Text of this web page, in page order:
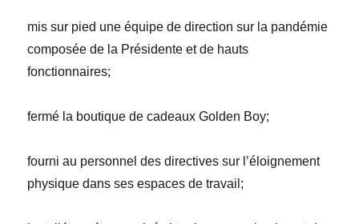
mis sur pied une équipe de direction sur la pandémie
composée de la Présidente et de hauts
fonctionnaires;
fermé la boutique de cadeaux Golden Boy;
fourni au personnel des directives sur l’éloignement
physique dans ses espaces de travail;